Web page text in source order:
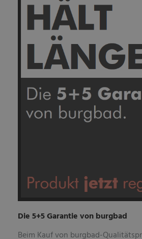
Die 5+5 Garantie von burgbad
Beim Kauf von burgbad-